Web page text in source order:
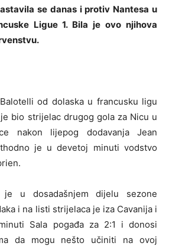
se danas i protiv Nantesa u
Ligue 1. Bila je ovo njihova
od dolaska u francusku ligu
bio strijelac drugog gola za Nicu u
nakon lijepog dodavanja Jean
je u devetoj minuti vodstvo
je u dosadašnjem dijelu sezone
i na listi strijelaca je iza Cavanija i
Sala pogađa za 2:1 i donosi
da mogu nešto učiniti na ovoj